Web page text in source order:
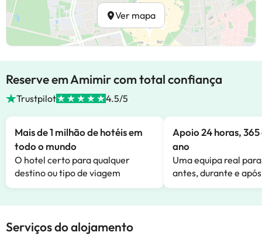
Ver mapa
Reserve em Amimir com total confiança
Trustpilot 4.5/5
Mais de 1 milhão de hotéis em
todo o mundo
O hotel certo para qualquer
destino ou tipo de viagem
Apoio 24 horas,
ano
Uma equipa real
antes, durante e
Serviços do alojamento